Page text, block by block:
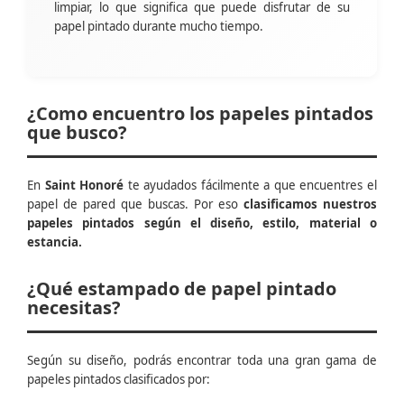
limpiar, lo que significa que puede disfrutar de su
papel pintado durante mucho tiempo.
¿Como encuentro los papeles pintados
que busco?
En Saint Honoré te ayudados fácilmente a que encuentres el
papel de pared que buscas. Por eso clasificamos nuestros
papeles pintados según el diseño, estilo, material o
estancia.
¿Qué estampado de papel pintado
necesitas?
Según su diseño, podrás encontrar toda una gran gama de
papeles pintados clasificados por: